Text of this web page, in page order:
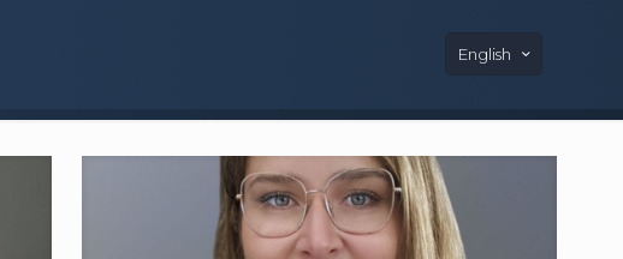
English